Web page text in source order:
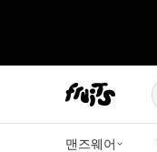
맨즈웨어